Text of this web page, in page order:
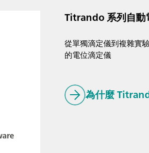
Titrando 系列自動
從單獨滴定儀到複雜實
的電位滴定儀
為什麼